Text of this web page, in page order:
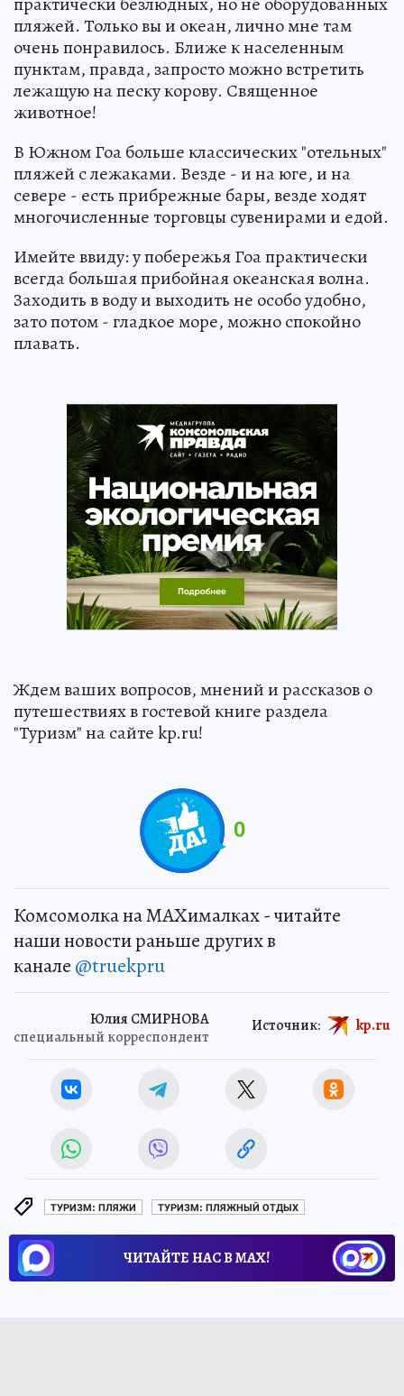
пляжей. Только вы и океан, лично мне там
очень понравилось. Ближе к населенным
пунктам, правда, запросто можно встретить
лежащую на песку корову. Священное
животное!
В Южном Гоа больше классических "отельных"
пляжей с лежаками. Везде - и на юге, и на
севере - есть прибрежные бары, везде ходят
многочисленные торговцы сувенирами и едой.
Имейте ввиду: у побережья Гоа практически
всегда большая прибойная океанская волна.
Заходить в воду и выходить не особо удобно,
зато потом - гладкое море, можно спокойно
плавать.
Ждем ваших вопросов, мнений и рассказов о
путешествиях в гостевой книге раздела
"Туризм" на сайте kp.ru!
0
Комсомолка на MAXималках - читайте
наши новости раньше других в
канале @truekpru
Юлия СМИРНОВА
специальный корреспондент
Источник: kp.ru
ТУРИЗМ: ПЛЯЖИ ТУРИЗМ: ПЛЯЖНЫЙ ОТДЫХ
ЧИТАЙТЕ НАС В МАХ!